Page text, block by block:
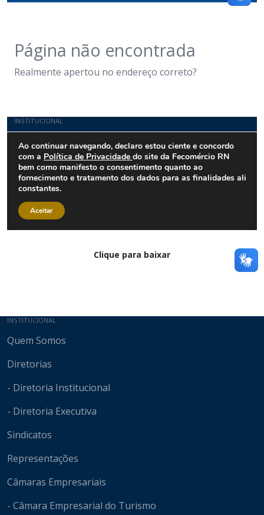
Clique para baixar
Mapa do site
INSTITUCIONAL
Quem Somos
Diretorias
- Diretoria Institucional
- Diretoria Executiva
Sindicatos
Representações
Câmaras Empresariais
- Câmara Empresarial do Turismo